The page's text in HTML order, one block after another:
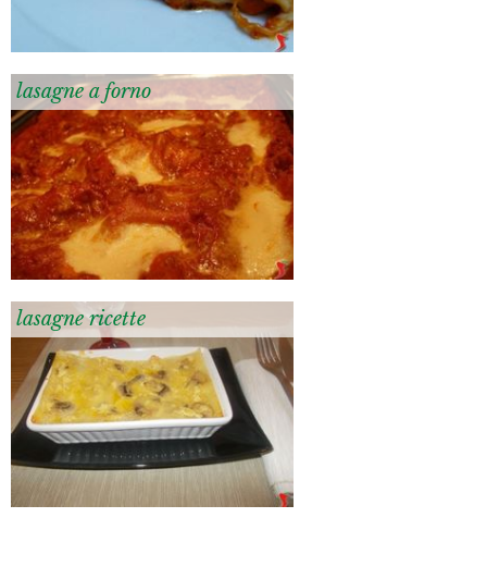
lasagne a forno
lasagne ricette